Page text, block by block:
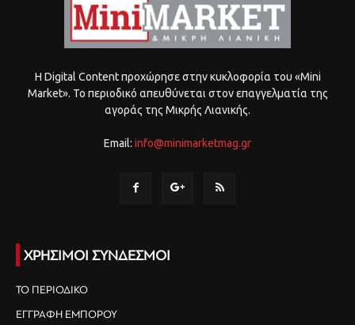
Η Digital Content προχώρησε στην κυκλοφορία του «Mini
Market». Το περιοδικό απευθύνεται στον επαγγελματία της
αγοράς της Μικρής Λιανικής.
Email: info@minimarketmag.gr
ΧΡΗΣΙΜΟΙ ΣΥΝΔΕΣΜΟΙ
ΤΟ ΠΕΡΙΟΔΙΚΟ
ΕΓΓΡΑΦΗ ΕΜΠΟΡΟΥ